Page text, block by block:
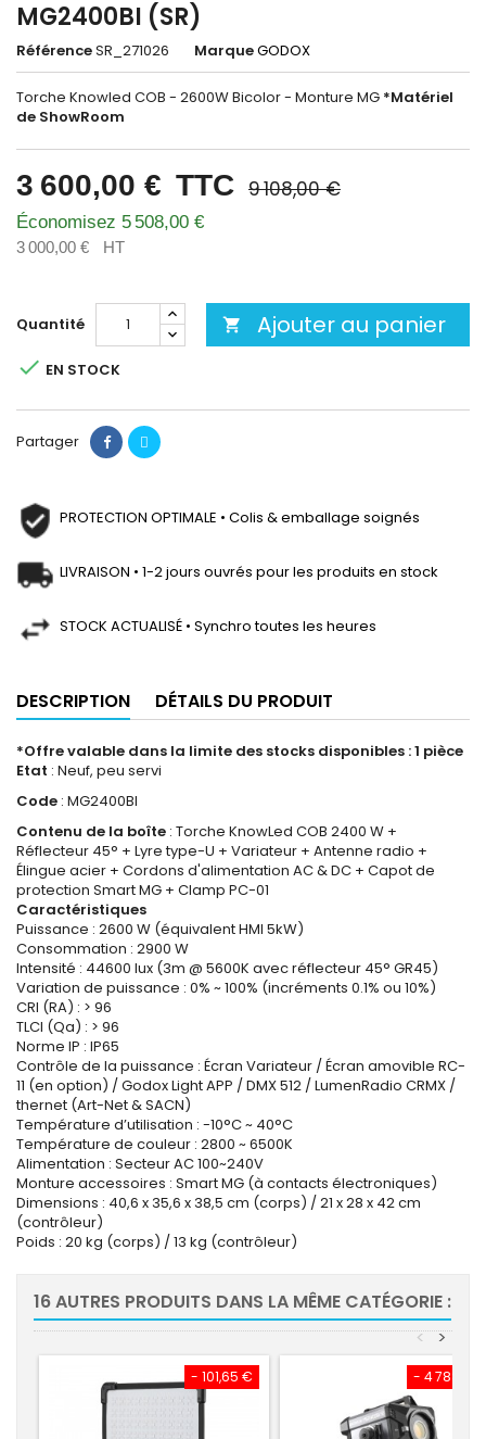
MG2400BI (SR)
RéférenceSR_271026 MarqueGODOX
Torche Knowled COB - 2600W Bicolor - Monture MG *Matériel
de ShowRoom
3 600,00 € TTC 9 108,00 €
Économisez 5 508,00 €
3 000,00 € HT
Quantité  Ajouter au panier
 EN STOCK
Partager
PROTECTION OPTIMALE • Colis & emballage soignés
LIVRAISON • 1-2 jours ouvrés pour les produits en stock
STOCK ACTUALISÉ • Synchro toutes les heures
DESCRIPTION DÉTAILS DU PRODUIT
*Offre valable dans la limite des stocks disponibles : 1 pièce
Etat : Neuf, peu servi
Code : MG2400BI
Contenu de la boîte : Torche KnowLed COB 2400 W +
Réflecteur 45° + Lyre type-U + Variateur + Antenne radio +
Élingue acier + Cordons d'alimentation AC & DC + Capot de
protection Smart MG + Clamp PC-01
Caractéristiques
Puissance : 2600 W (équivalent HMI 5kW)
Consommation : 2900 W
Intensité : 44600 lux (3m @ 5600K avec réflecteur 45° GR45)
Variation de puissance : 0% ~ 100% (incréments 0.1% ou 10%)
CRI (RA) : > 96
TLCI (Qa) : > 96
Norme IP : IP65
Contrôle de la puissance : Écran Variateur / Écran amovible RC-
11 (en option) / Godox Light APP / DMX 512 / LumenRadio CRMX /
thernet (Art-Net & SACN)
Température d’utilisation : -10°C ~ 40°C
Température de couleur : 2800 ~ 6500K
Alimentation : Secteur AC 100~240V
Monture accessoires : Smart MG (à contacts électroniques)
Dimensions : 40,6 x 35,6 x 38,5 cm (corps) / 21 x 28 x 42 cm
(contrôleur)
Poids : 20 kg (corps) / 13 kg (contrôleur)
16 AUTRES PRODUITS DANS LA MÊME CATÉGORIE :
>
<
- 101,65 € - 4 788,00